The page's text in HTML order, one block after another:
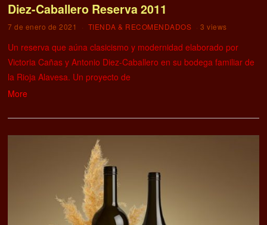
Diez-Caballero Reserva 2011
7 de enero de 2021 TIENDA & RECOMENDADOS 3 views
Un reserva que aúna clasicismo y modernidad elaborado por
Victoria Cañas y Antonio Diez-Caballero en su bodega familiar de
la Rioja Alavesa. Un proyecto de
More